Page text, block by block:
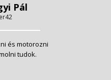
Pál
és motorozni
tudok.